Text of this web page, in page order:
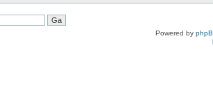
Powered by